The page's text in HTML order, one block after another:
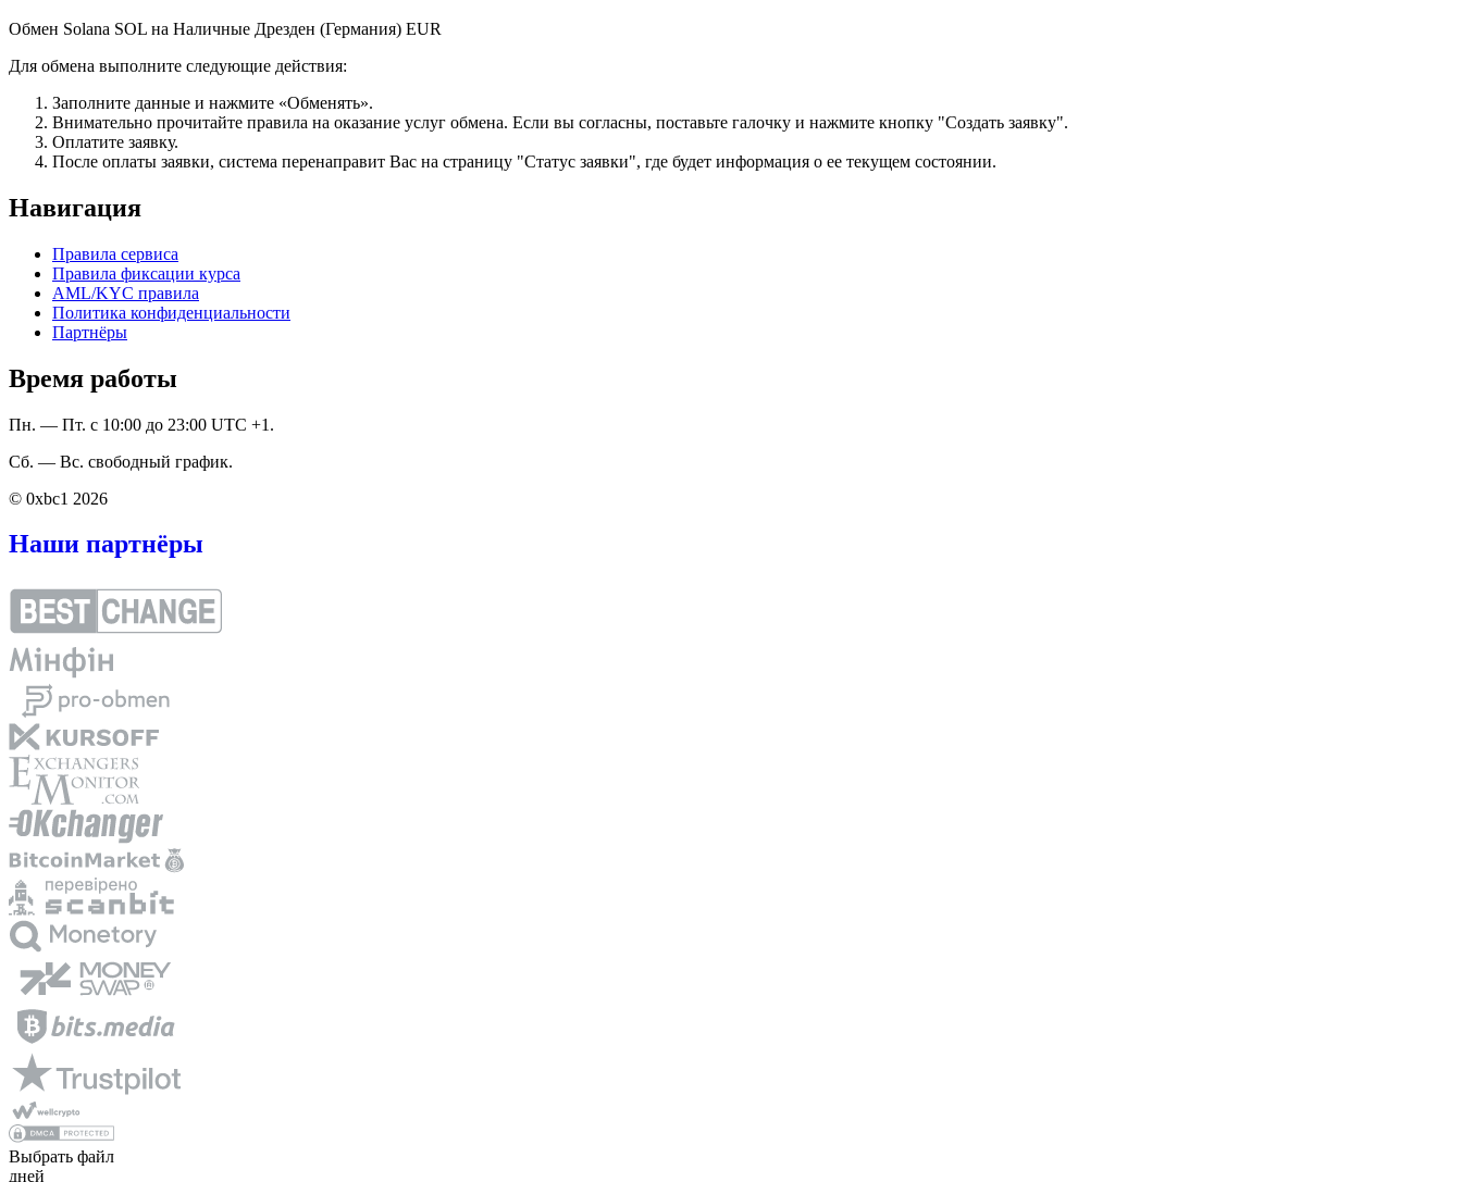
Обмен Solana SOL на Наличные Дрезден (Германия) EUR
Для обмена выполните следующие действия:
Заполните данные и нажмите «Обменять».
Внимательно прочитайте правила на оказание услуг обмена. Если вы согласны, поставьте галочку и нажмите кнопку "Создать заявку".
Оплатите заявку.
После оплаты заявки, система перенаправит Вас на страницу "Статус заявки", где будет информация о ее текущем состоянии.
Навигация
Правила сервиса
Правила фиксации курса
AML/KYC правила
Политика конфиденциальности
Партнёры
Время работы
Пн. — Пт. с 10:00 до 23:00 UTC +1.
Сб. — Вс. свободный график.
© 0xbc1 2026
Наши партнёры
Выбрать файл
дней